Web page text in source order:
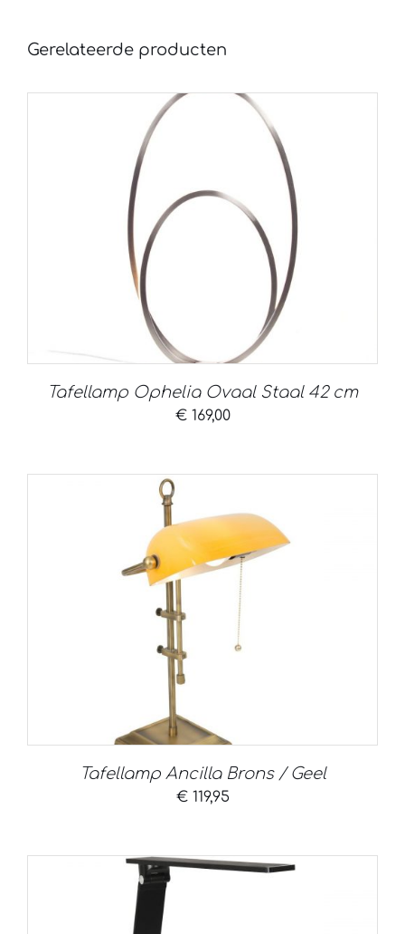
Gerelateerde producten
Tafellamp Ophelia Ovaal Staal 42 cm
€169,00
Tafellamp Ancilla Brons / Geel
€119,95